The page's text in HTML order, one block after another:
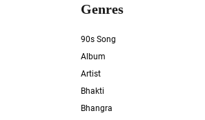
Genres
90s Song
Album
Artist
Bhakti
Bhangra